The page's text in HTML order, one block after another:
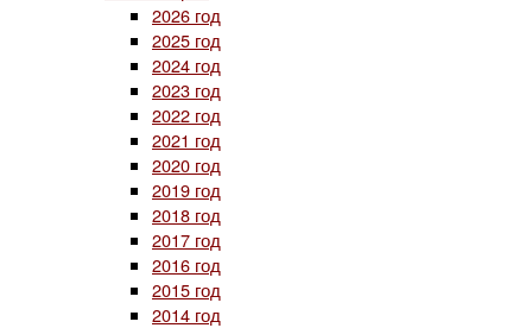
2026 год
2025 год
2024 год
2023 год
2022 год
2021 год
2020 год
2019 год
2018 год
2017 год
2016 год
2015 год
2014 год